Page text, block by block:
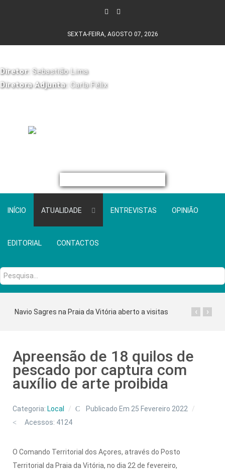
SEXTA-FEIRA, AGOSTO 07, 2026
Diretor: Sebastião Lima
Diretora Adjunta: Carla Félix
INÍCIO ATUALIDADE ENTREVISTAS OPINIÃO
EDITORIAL CONTACTOS
Pesquisa...
Navio Sagres na Praia da Vitória aberto a visitas ›
‹
Apreensão de 18 quilos de
pescado por captura com
auxílio de arte proibida
Categoria: Local
Publicado Em 25 Fevereiro 2022
Acessos: 4124
O Comando Territorial dos Açores, através do Posto
Territorial da Praia da Vitória, no dia 22 de fevereiro,